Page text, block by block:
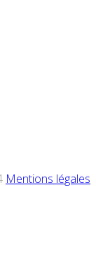
Mentions légales